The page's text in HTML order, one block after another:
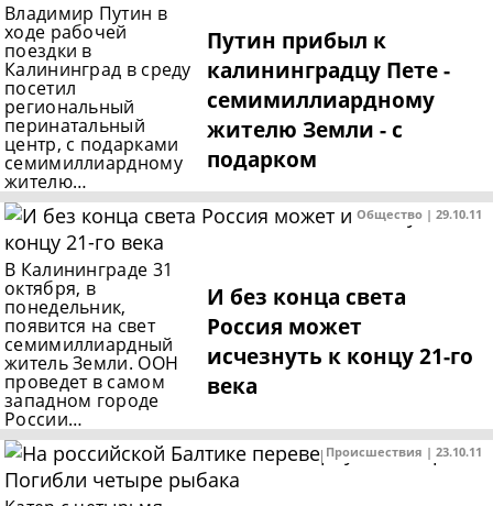
Путин прибыл к
калининградцу Пете -
семимиллиардному
жителю Земли - с
подарком
Владимир Путин в
ходе рабочей
поездки в
Калининград в среду
посетил
региональный
перинатальный
центр, с подарками
семимиллиардному
жителю…
Общество | 29.10.11
И без конца света
Россия может
исчезнуть к концу 21-го
века
В Калининграде 31
октября, в
понедельник,
появится на свет
семимиллиардный
житель Земли. ООН
проведет в самом
западном городе
России…
Происшествия | 23.10.11